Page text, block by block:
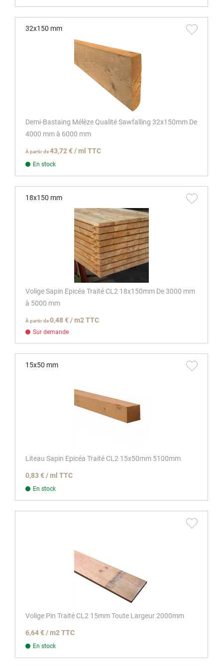
32x150 mm
Demi-Bastaing Mélèze Qualité Sawfalling 32x150mm De
4000 mm à 6000 mm
À partir de43,72 € / ml TTC
En stock
18x150 mm
Volige Sapin Epicéa Traité CL2 18x150mm De 3000 mm
à 5000 mm
À partir de0,48 € / m2 TTC
Sur demande
15x50 mm
Liteau Sapin Epicéa Traité CL2 15x50mm 5100mm
0,83 € / ml TTC
En stock
Volige Pin Traité CL2 15mm Toute Largeur 2000mm
6,64 € / m2 TTC
En stock